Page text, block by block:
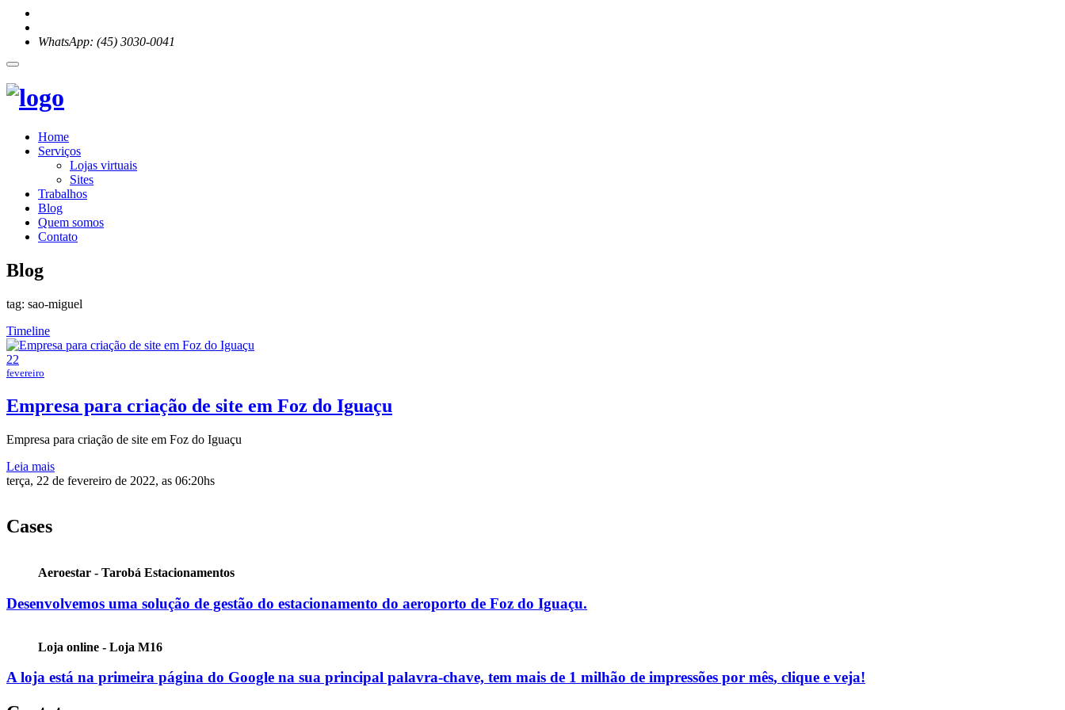
WhatsApp: (45) 3030-0041
Home
Serviços
Lojas virtuais
Sites
Trabalhos
Blog
Quem somos
Contato
Blog
tag: sao-miguel
Timeline
22
fevereiro
Empresa para criação de site em Foz do Iguaçu
Empresa para criação de site em Foz do Iguaçu
Leia mais
terça, 22 de fevereiro de 2022, as 06:20hs
Cases
Aeroestar - Tarobá Estacionamentos
Desenvolvemos uma solução de gestão do estacionamento do aeroporto de Foz do Iguaçu.
Loja online - Loja M16
A loja está na primeira página do Google na sua principal palavra-chave, tem mais de 1 milhão de impressões por mês, clique e veja!